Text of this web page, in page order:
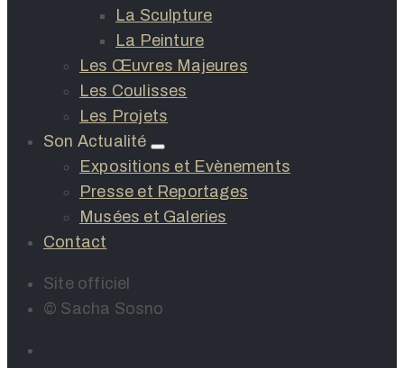
La Sculpture
La Peinture
Les Œuvres Majeures
Les Coulisses
Les Projets
Son Actualité
Expositions et Evènements
Presse et Reportages
Musées et Galeries
Contact
Site officiel
© Sacha Sosno